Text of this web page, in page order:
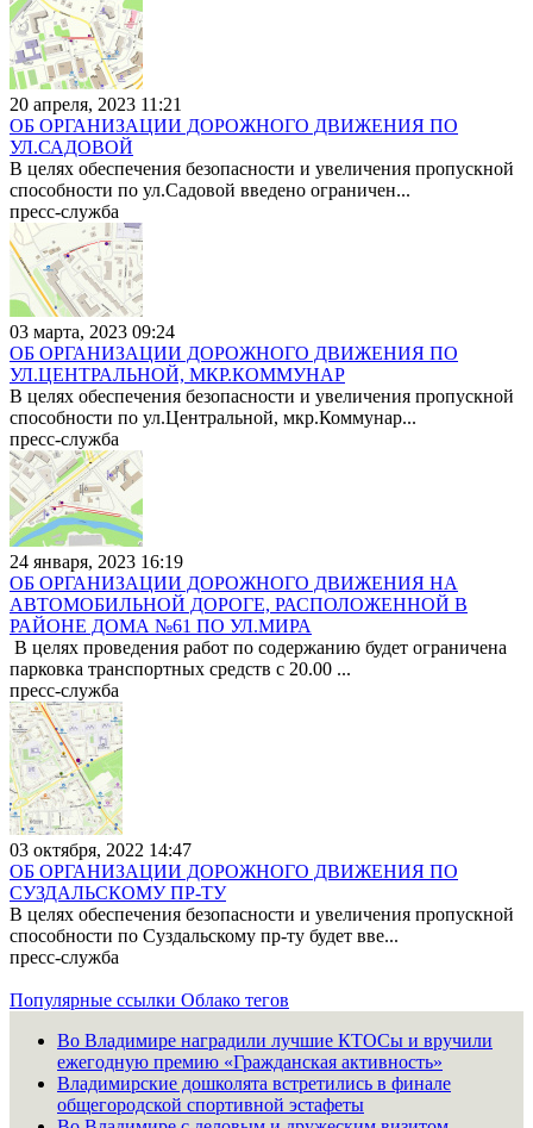
20 апреля, 2023 11:21
ОБ ОРГАНИЗАЦИИ ДОРОЖНОГО ДВИЖЕНИЯ ПО
УЛ.САДОВОЙ
В целях обеспечения безопасности и увеличения пропускной
способности по ул.Садовой введено ограничен...
пресс-служба
03 марта, 2023 09:24
ОБ ОРГАНИЗАЦИИ ДОРОЖНОГО ДВИЖЕНИЯ ПО
УЛ.ЦЕНТРАЛЬНОЙ, МКР.КОММУНАР
В целях обеспечения безопасности и увеличения пропускной
способности по ул.Центральной, мкр.Коммунар...
пресс-служба
24 января, 2023 16:19
ОБ ОРГАНИЗАЦИИ ДОРОЖНОГО ДВИЖЕНИЯ НА
АВТОМОБИЛЬНОЙ ДОРОГЕ, РАСПОЛОЖЕННОЙ В
РАЙОНЕ ДОМА №61 ПО УЛ.МИРА
В целях проведения работ по содержанию будет ограничена
парковка транспортных средств с 20.00 ...
пресс-служба
03 октября, 2022 14:47
ОБ ОРГАНИЗАЦИИ ДОРОЖНОГО ДВИЖЕНИЯ ПО
СУЗДАЛЬСКОМУ ПР-ТУ
В целях обеспечения безопасности и увеличения пропускной
способности по Суздальскому пр-ту будет вве...
пресс-служба
Популярные ссылки Облако тегов
Во Владимире наградили лучшие КТОСы и вручили
ежегодную премию «Гражданская активность»
Владимирские дошколята встретились в финале
общегородской спортивной эстафеты